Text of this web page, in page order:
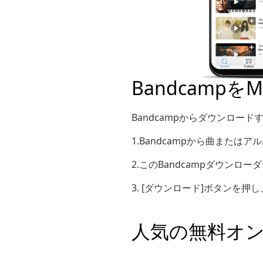
Bandcampを
Bandcampからダウンロード
1.Bandcampから曲またはア
2.このBandcampダウンロー
3. [ダウンロード]ボタンを押
人気の無料オ